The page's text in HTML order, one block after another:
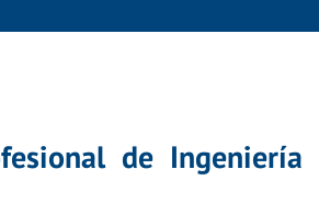
de Ingeniería